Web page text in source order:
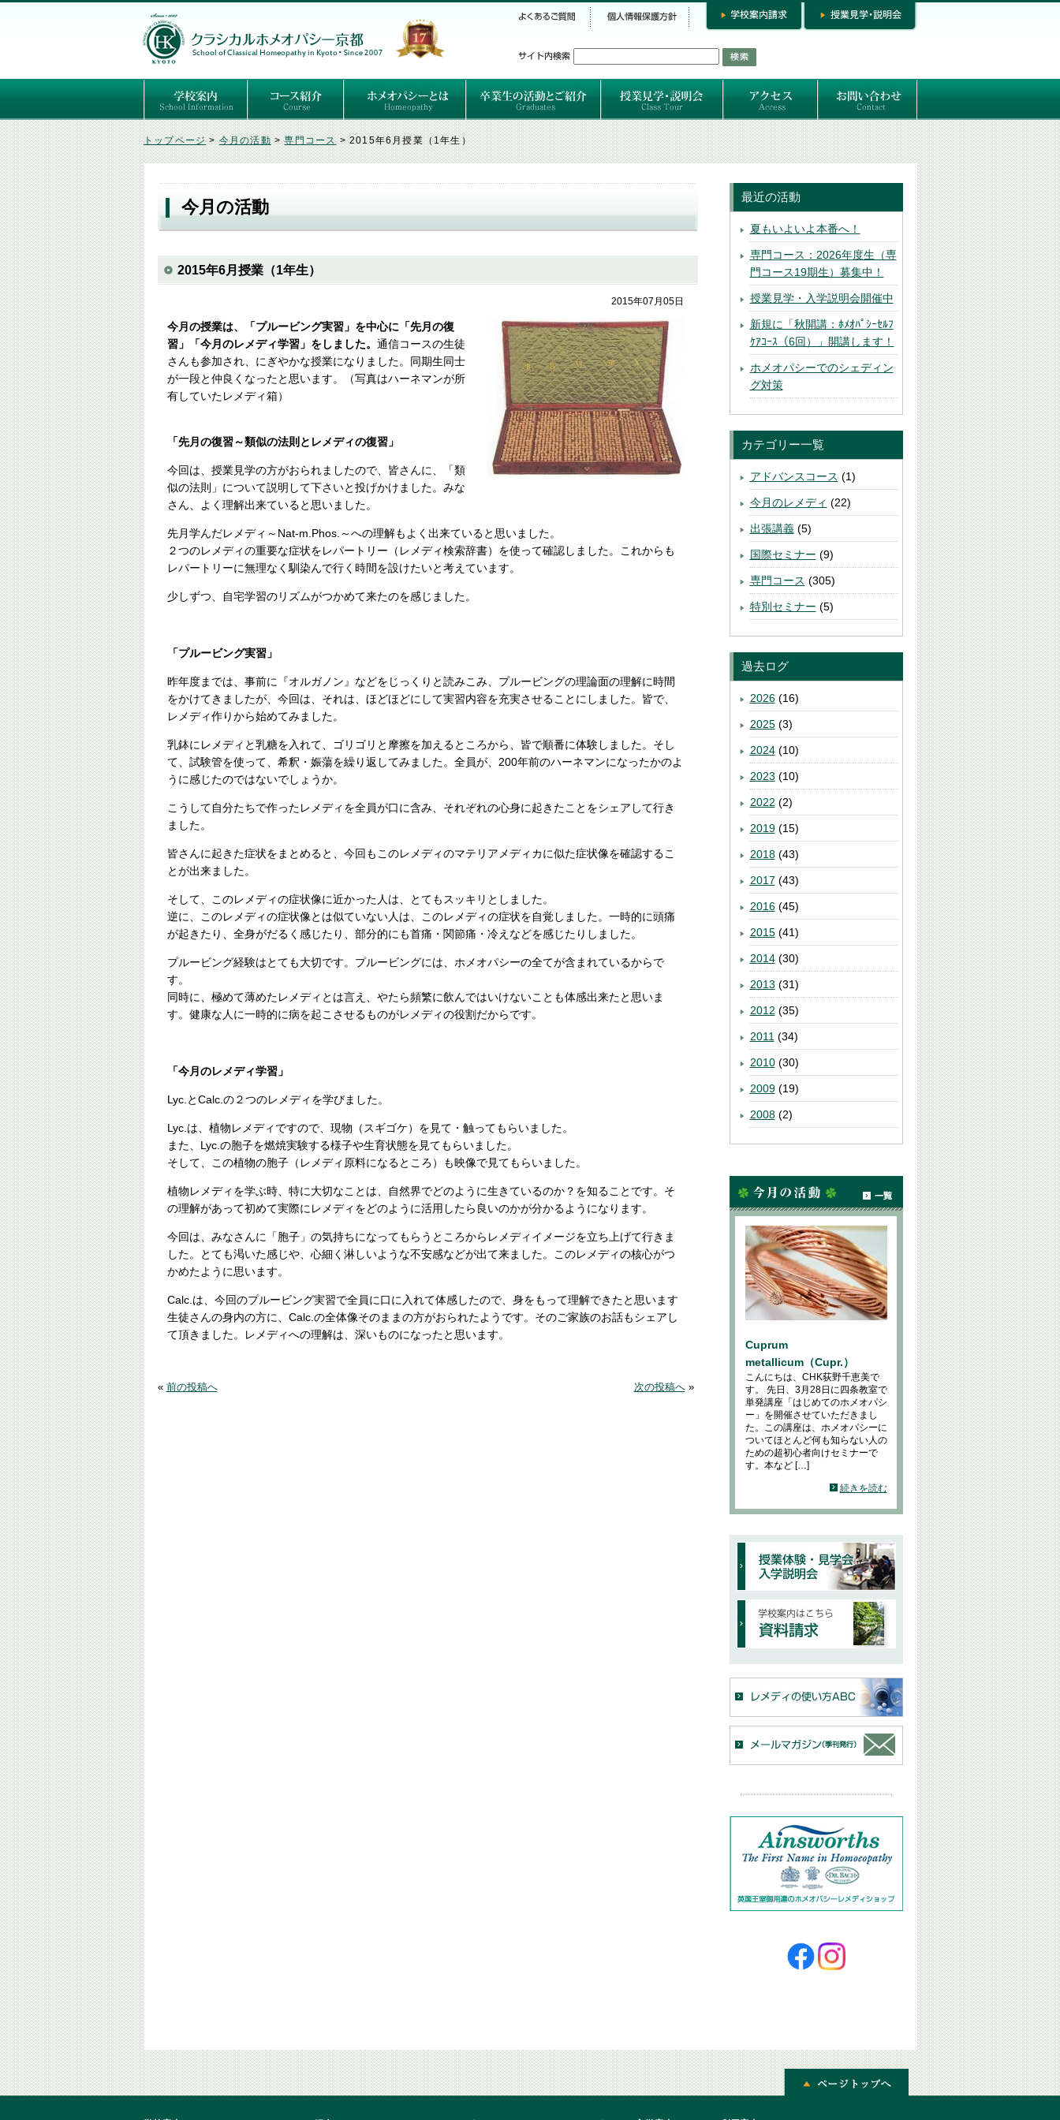
ごあいさつ
３つの基本理念
講師紹介
国際セミナー
ある日の学校生活（写真）
推薦者の声
よくあるご質問
予定表 はじめてのホメオパシー
セルフケアコース
専門コース（4年制）
専門コース（通信）
専門コース編入制度 ホメオパシーとは
クラシカルホメオパシーとは
オルガノンとは
ハーネマンの人生
ハーネマン以後のホメオパス
レメディの使い方ABC 卒業生のご紹介
卒業生の活動 お問い合わせ
専門コースお問い合わせ
専門コース入学お申し込み
個人セッション
トップページ>今月の活動>専門コース>2015年6月授業（1年生）
今月の活動
2015年6月授業（1年生）
2015年07月05日
今月の授業は、「プルービング実習」を中心に「先月の復
習」「今月のレメディ学習」をしました。 通信コースの生徒
さんも参加され、にぎやかな授業になりました。同期生同士
が一段と仲良くなったと思います。（写真はハーネマンが所
有していたレメディ箱）
「先月の復習～類似の法則とレメディの復習」
今回は、授業見学の方がおられましたので、皆さんに、「類
似の法則」について説明して下さいと投げかけました。みな
さん、よく理解出来ていると思いました。
先月学んだレメディ～Nat-m.Phos.～への理解もよく出来ていると思いました。
２つのレメディの重要な症状をレパートリー（レメディ検索辞書）を使って確認しました。これからも
レパートリーに無理なく馴染んで行く時間を設けたいと考えています。
少しずつ、自宅学習のリズムがつかめて来たのを感じました。
「プルービング実習」
昨年度までは、事前に『オルガノン』などをじっくりと読みこみ、プルービングの理論面の理解に時間
をかけてきましたが、今回は、それは、ほどほどにして実習内容を充実させることにしました。皆で、
レメディ作りから始めてみました。
乳鉢にレメディと乳糖を入れて、ゴリゴリと摩擦を加えるところから、皆で順番に体験しました。そし
て、試験管を使って、希釈・娠蕩を繰り返してみました。全員が、200年前のハーネマンになったかのよ
うに感じたのではないでしょうか。
こうして自分たちで作ったレメディを全員が口に含み、それぞれの心身に起きたことをシェアして行き
ました。
皆さんに起きた症状をまとめると、今回もこのレメディのマテリアメディカに似た症状像を確認するこ
とが出来ました。
そして、このレメディの症状像に近かった人は、とてもスッキリとしました。
逆に、このレメディの症状像とは似ていない人は、このレメディの症状を自覚しました。一時的に頭痛
が起きたり、全身がだるく感じたり、部分的にも首痛・関節痛・冷えなどを感じたりしました。
プルービング経験はとても大切です。プルービングには、ホメオパシーの全てが含まれているからで
す。
同時に、極めて薄めたレメディとは言え、やたら頻繁に飲んではいけないことも体感出来たと思いま
す。健康な人に一時的に病を起こさせるものがレメディの役割だからです。
「今月のレメディ学習」
Lyc.とCalc.の２つのレメディを学びました。
Lyc.は、植物レメディですので、現物（スギゴケ）を見て・触ってもらいました。
また、Lyc.の胞子を燃焼実験する様子や生育状態を見てもらいました。
そして、この植物の胞子（レメディ原料になるところ）も映像で見てもらいました。
植物レメディを学ぶ時、特に大切なことは、自然界でどのように生きているのか？を知ることです。そ
の理解があって初めて実際にレメディをどのように活用したら良いのかが分かるようになります。
今回は、みなさんに「胞子」の気持ちになってもらうところからレメディイメージを立ち上げて行きま
した。とても渇いた感じや、心細く淋しいような不安感などが出て来ました。このレメディの核心がつ
かめたように思います。
Calc.は、今回のプルービング実習で全員に口に入れて体感したので、身をもって理解できたと思います
生徒さんの身内の方に、Calc.の全体像そのままの方がおられたようです。そのご家族のお話もシェアし
て頂きました。レメディへの理解は、深いものになったと思います。
« 前の投稿へ 次の投稿へ»
最近の活動
夏もいよいよ本番へ！
専門コース：2026年度生（専
門コース19期生）募集中！
授業見学・入学説明会開催中
新規に「秋開講：ﾎﾒｵﾊﾟｼｰｾﾙﾌ
ｹｱｺｰｽ（6回）」開講します！
ホメオパシーでのシェディン
グ対策
カテゴリー一覧
アドバンスコース (1)
今月のレメディ (22)
出張講義(5)
国際セミナー (9)
専門コース (305)
特別セミナー (5)
過去ログ
2026(16)
2025(3)
2024(10)
2023 (10)
2022 (2)
2019(15)
2018(43)
2017 (43)
2016(45)
2015(41)
2014(30)
2013 (31)
2012 (35)
2011 (34)
2010(30)
2009(19)
2008(2)
Cuprum
metallicum（Cupr.）
こんにちは、CHK荻野千恵美で
す。 先日、3月28日に四条教室で
単発講座「はじめてのホメオパシ
ー」を開催させていただきまし
た。この講座は、ホメオパシーに
ついてほとんど何も知らない人の
ための超初心者向けセミナーで
す。本など […]
続きを読む